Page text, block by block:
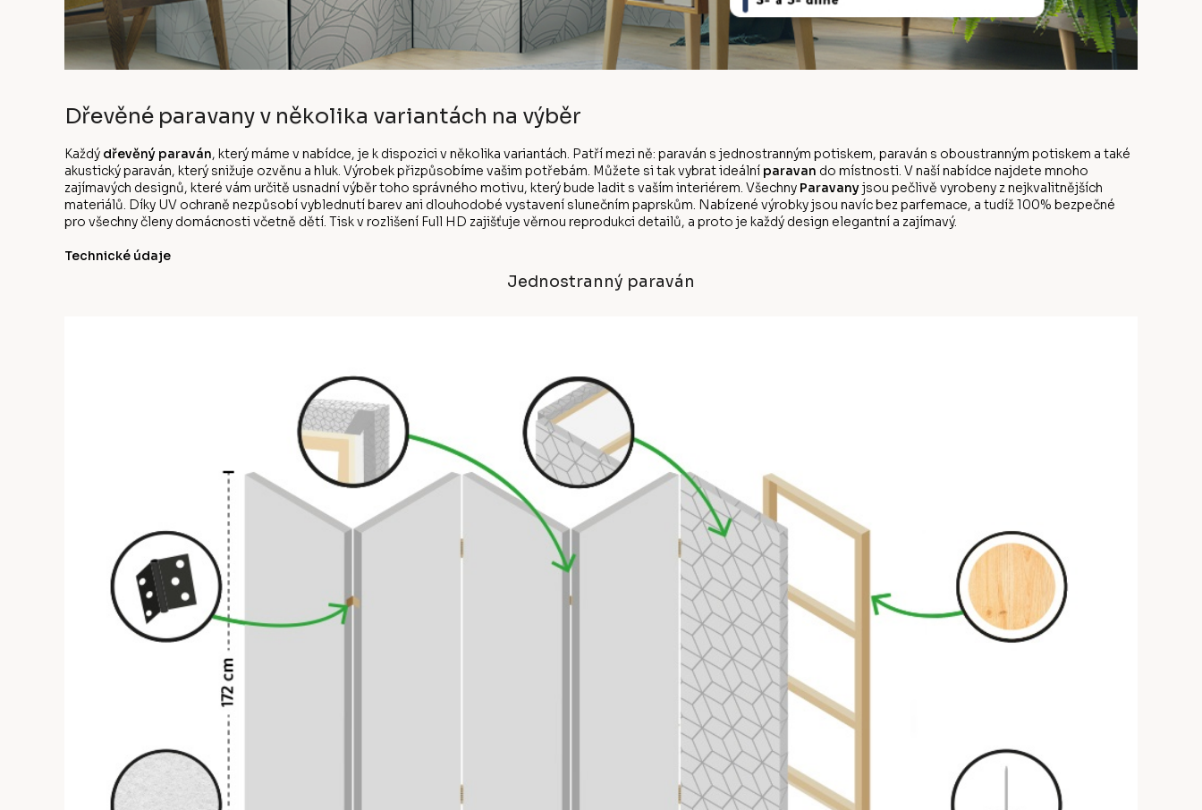
Dřevěné paravany v několika variantách na výběr
Každý dřevěný paraván, který máme v nabídce, je k dispozici v několika variantách. Patří mezi ně: paraván s jednostranným potiskem, paraván s oboustranným potiskem a také
akustický paraván, který snižuje ozvěnu a hluk. Výrobek přizpůsobíme vašim potřebám. Můžete si tak vybrat ideální paravan do místnosti. V naší nabídce najdete mnoho
zajímavých designů, které vám určitě usnadní výběr toho správného motivu, který bude ladit s vaším interiérem. Všechny Paravanyjsou pečlivě vyrobeny z nejkvalitnějších
materiálů. Díky UV ochraně nezpůsobí vyblednutí barev ani dlouhodobé vystavení slunečním paprskům. Nabízené výrobky jsou navíc bez parfemace, a tudíž 100% bezpečné
pro všechny členy domácnosti včetně dětí. Tisk v rozlišení Full HD zajišťuje věrnou reprodukci detailů, a proto je každý design elegantní a zajímavý.
Technické údaje
Jednostranný paraván